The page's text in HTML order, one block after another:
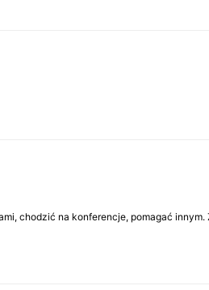
chodzić na konferencje, pomagać